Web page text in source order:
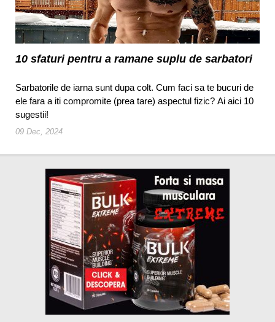
10 sfaturi pentru a ramane suplu de sarbatori
Sarbatorile de iarna sunt dupa colt. Cum faci sa te bucuri de
ele fara a iti compromite (prea tare) aspectul fizic? Ai aici 10
sugestii!
09 Dec, 2024